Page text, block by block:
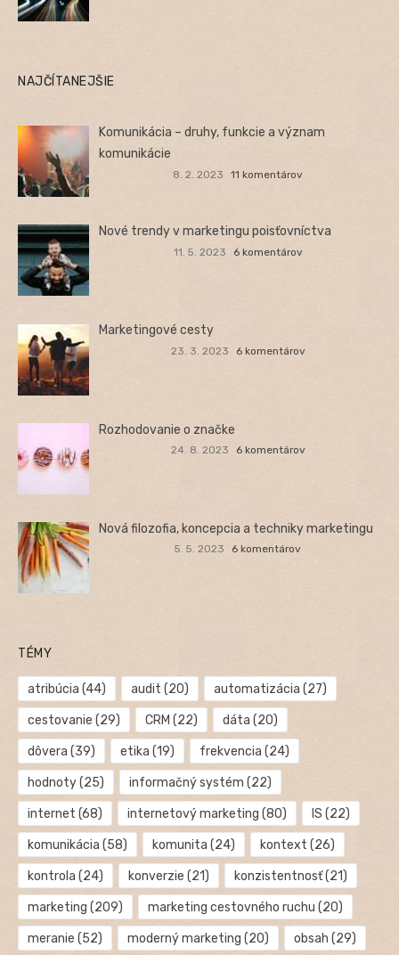
NAJČÍTANEJŠIE
Komunikácia – druhy, funkcie a význam
komunikácie
8. 2. 2023 11 komentárov
Nové trendy v marketingu poisťovníctva
11. 5. 2023 6 komentárov
Marketingové cesty
23. 3. 2023 6 komentárov
Rozhodovanie o značke
24. 8. 2023 6 komentárov
Nová filozofia, koncepcia a techniky marketingu
5. 5. 2023 6 komentárov
TÉMY
atribúcia (44) audit (20) automatizácia (27)
cestovanie (29) CRM (22) dáta (20)
dôvera (39) etika (19) frekvencia (24)
hodnoty(25) informačný systém (22)
internet (68) internetový marketing (80) IS (22)
komunikácia (58) komunita (24) kontext (26)
kontrola (24) konverzie (21) konzistentnosť(21)
marketing (209) marketing cestovného ruchu (20)
meranie (52) moderný marketing (20) obsah (29)